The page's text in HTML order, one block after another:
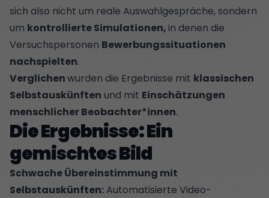
sich also nicht um reale Auswahlgespräche, sondern
um kontrollierte Simulationen,in denen die
Versuchspersonen Bewerbungssituationen
nachspielten.
Verglichenwurden die Ergebnisse mit klassischen
Selbstauskünften und mit Einschätzungen
menschlicher Beobachter*innen.
Die Ergebnisse: Ein
gemischtes Bild
Schwache Übereinstimmung mit
Selbstauskünften:Automatisierte Video-